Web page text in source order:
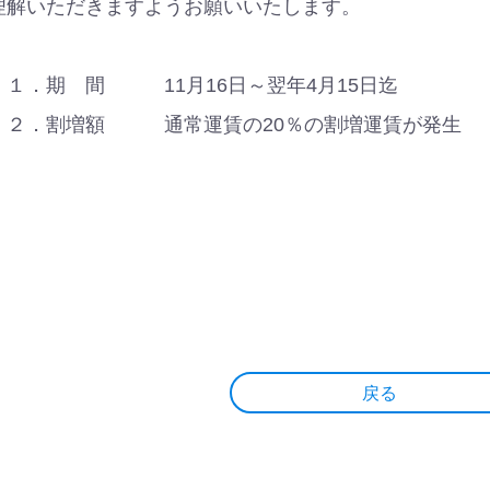
解いただきますようお願いいたします。
期 間 11月16日～翌年4月15日迄
割増額 通常運賃の20％の割増運賃が発生
戻る